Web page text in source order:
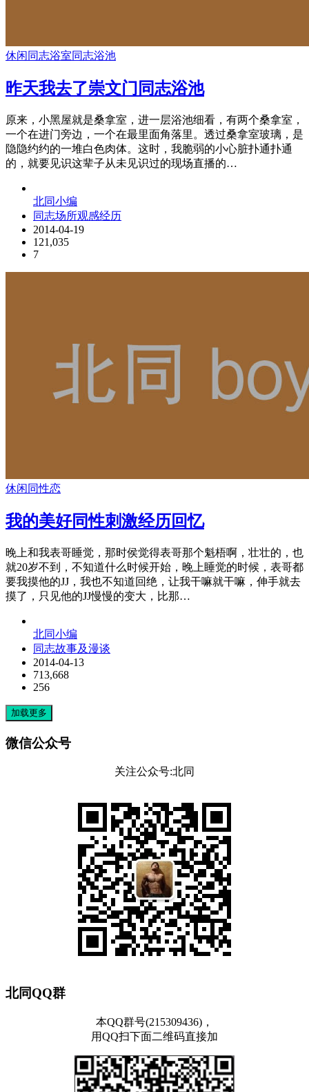
休闲 同志浴室同志浴池
昨天我去了崇文门同志浴池
原来，小黑屋就是桑拿室，进一层浴池细看，有两个桑拿室，
一个在进门旁边，一个在最里面角落里。透过桑拿室玻璃，是
隐隐约约的一堆白色肉体。这时，我脆弱的小心脏扑通扑通
的，就要见识这辈子从未见识过的现场直播的…
北同小编
同志场所观感经历
2014-04-19
121,035
7
休闲 同性恋
我的美好同性刺激经历回忆
晚上和我表哥睡觉，那时侯觉得表哥那个魁梧啊，壮壮的，也
就20岁不到，不知道什么时候开始，晚上睡觉的时候，表哥都
要我摸他的JJ，我也不知道回绝，让我干嘛就干嘛，伸手就去
摸了，只见他的JJ慢慢的变大，比那…
北同小编
同志故事及漫谈
2014-04-13
713,668
256
加载更多
微信公众号
关注公众号:北同
北同QQ群
本QQ群号(215309436)，
用QQ扫下面二维码直接加